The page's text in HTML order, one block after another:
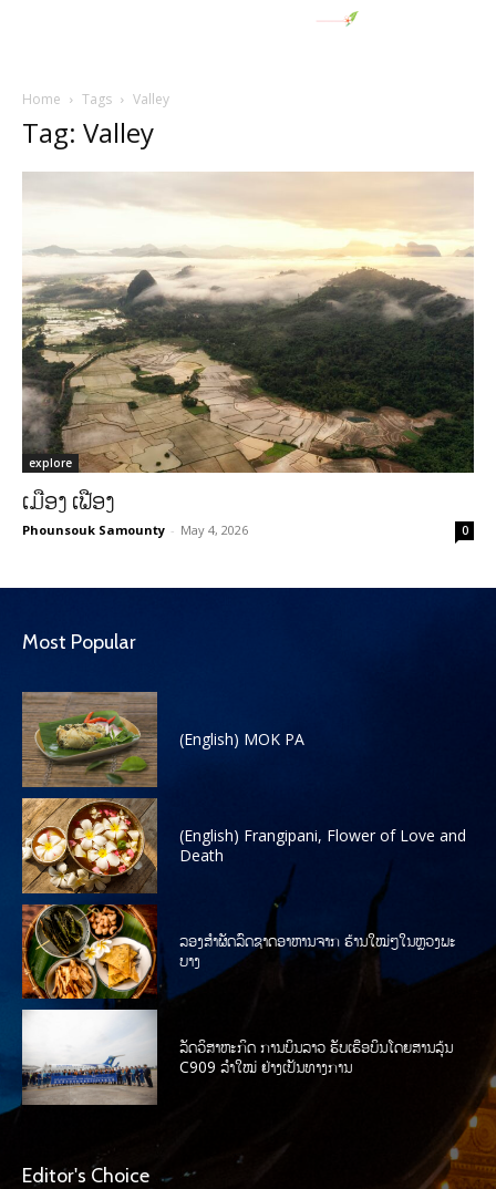
Home Tags Valley
Tag: Valley
explore
ເມືອງ ເຟືອງ
Phounsouk Samounty - May 4, 2026 0
Most Popular
(English) MOK PA
(English) Frangipani, Flower of Love and
Death
ລອງສໍາຜັດລົດຊາດອາຫານຈາກ ຮ້ານໃໝ່ໆໃນຫຼວງພະ
ບາງ
ລັດວິສາຫະກິດ ການບິນລາວ ຮັບເຮືອບິນໂດຍສານລຸ້ນ
C909 ລໍາໃໝ່ ຢ່າງເປັນທາງການ
Editor's Choice